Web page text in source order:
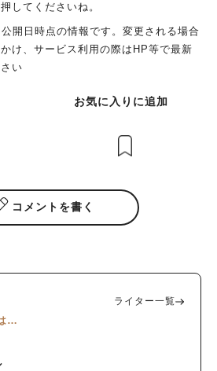
してくださいね。
開日時点の情報です。変更される場合
け、サービス利用の際はHP等で最新
い
お気に入りに追加
コメントを書く
ライター一覧
…